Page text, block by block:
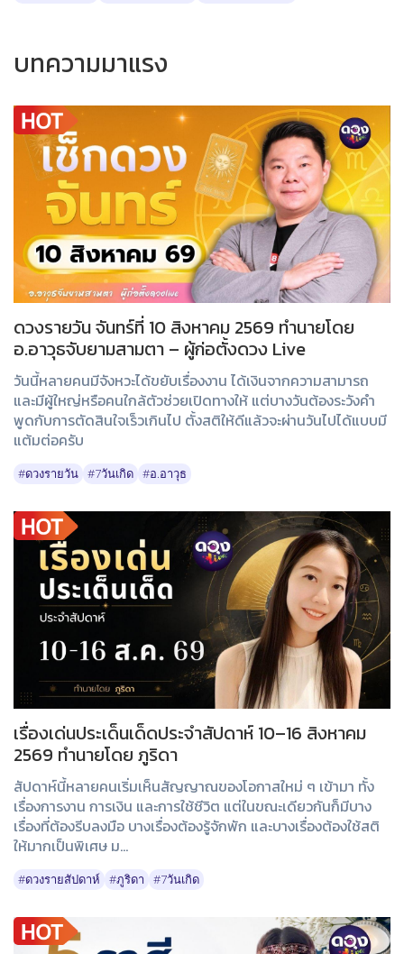
บทความมาแรง
ดวงรายวัน จันทร์ที่ 10 สิงหาคม 2569 ทำนายโดย
อ.อาวุธจับยามสามตา – ผู้ก่อตั้งดวง Live
วันนี้หลายคนมีจังหวะได้ขยับเรื่องงาน ได้เงินจากความสามารถ
และมีผู้ใหญ่หรือคนใกล้ตัวช่วยเปิดทางให้ แต่บางวันต้องระวังคำ
พูดกับการตัดสินใจเร็วเกินไป ตั้งสติให้ดีแล้วจะผ่านวันไปได้แบบมี
แต้มต่อครับ
#ดวงรายวัน #7วันเกิด #อ.อาวุธ
เรื่องเด่นประเด็นเด็ดประจำสัปดาห์ 10–16 สิงหาคม
2569 ทำนายโดย ภูริดา
สัปดาห์นี้หลายคนเริ่มเห็นสัญญาณของโอกาสใหม่ ๆ เข้ามา ทั้ง
เรื่องการงาน การเงิน และการใช้ชีวิต แต่ในขณะเดียวกันก็มีบาง
เรื่องที่ต้องรีบลงมือ บางเรื่องต้องรู้จักพัก และบางเรื่องต้องใช้สติ
ให้มากเป็นพิเศษ ม...
#ดวงรายสัปดาห์ #ภูริดา #7วันเกิด